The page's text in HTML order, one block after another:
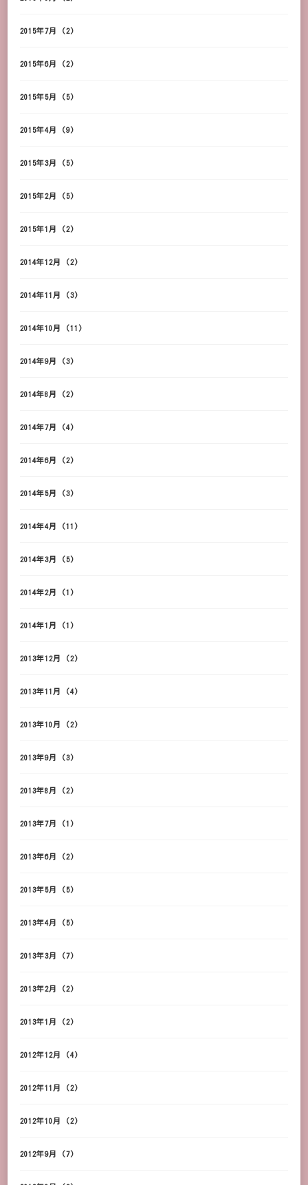
2015年7月 (2)
2015年6月 (2)
2015年5月 (5)
2015年4月 (9)
2015年3月 (5)
2015年2月 (5)
2015年1月 (2)
2014年12月 (2)
2014年11月 (3)
2014年10月 (11)
2014年9月 (3)
2014年8月 (2)
2014年7月 (4)
2014年6月 (2)
2014年5月 (3)
2014年4月 (11)
2014年3月 (5)
2014年2月 (1)
2014年1月 (1)
2013年12月 (2)
2013年11月 (4)
2013年10月 (2)
2013年9月 (3)
2013年8月 (2)
2013年7月 (1)
2013年6月 (2)
2013年5月 (5)
2013年4月 (5)
2013年3月 (7)
2013年2月 (2)
2013年1月 (2)
2012年12月 (4)
2012年11月 (2)
2012年10月 (2)
2012年9月 (7)